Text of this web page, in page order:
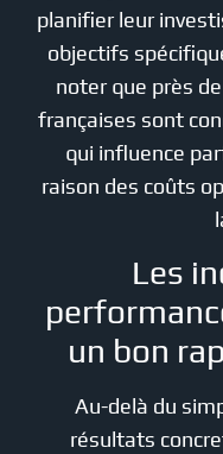
planifier leur
objectifs
noter que près
françaises sont
qui influence
raison des coûts
Les
un bon
Au-delà du
résultats